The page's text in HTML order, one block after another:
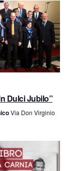
t
i
R
i
c
r
o
V
i
s
e
a
v
Dulci Jubilo”
Via Don Virginio